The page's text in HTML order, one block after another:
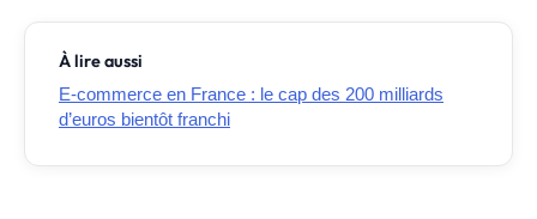
À lire aussi
E-commerce en France : le cap des 200 milliards
d’euros bientôt franchi